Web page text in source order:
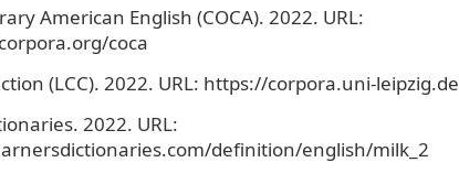
American English (COCA). 2022. URL:
coca
(LCC). 2022. URL: https://corpora.uni-leipzig.de
2022. URL:
definition/english/milk_2